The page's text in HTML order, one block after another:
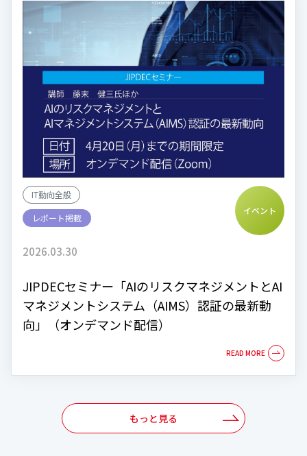
IT動向全般
レポート掲載
イベント
2026.03.30
JIPDECセミナー「AIのリスクマネジメントとAI
マネジメントシステム（AIMS）認証の最新動
向」（オンデマンド配信）
もっと見る